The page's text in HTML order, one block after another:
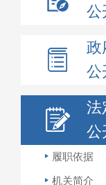
公
政
公
法
公
履职依据
机关简介